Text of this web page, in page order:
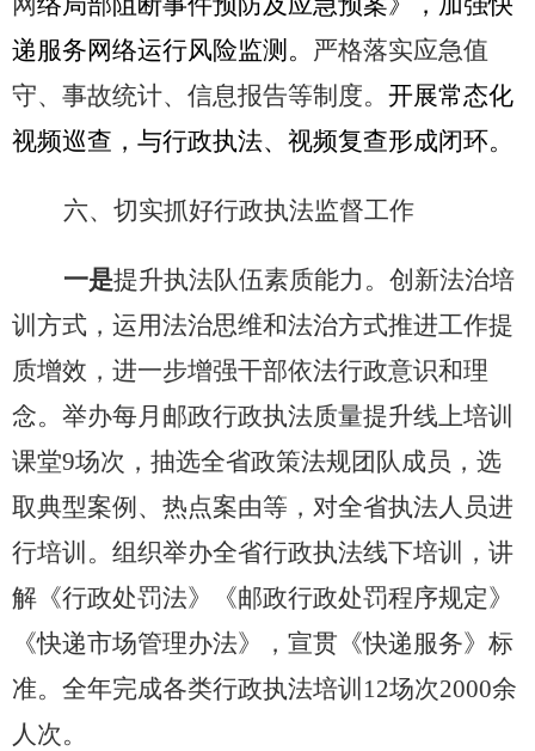
递服务网络运行风险监测。 严格落实应急值
守、事故统计、信息报告等制度。 开展常态化
视频巡查，与行政执法、视频复查形成闭环。
六、切实抓好行政执法监督工作
一是提升执法队伍素质能力。创新法治培
训方式，运用法治思维和法治方式推进工作提
质增效，进一步增强干部依法行政意识和理
念。举办每月邮政行政执法质量提升线上培训
课堂9场次，抽选全省政策法规团队成员，选
取典型案例、热点案由等，对全省执法人员进
行培训。组织举办全省行政执法线下培训，讲
解《行政处罚法》《邮政行政处罚程序规定》
《快递市场管理办法》，宣贯《快递服务》标
准。全年完成各类行政执法培训12场次2000余
人次。